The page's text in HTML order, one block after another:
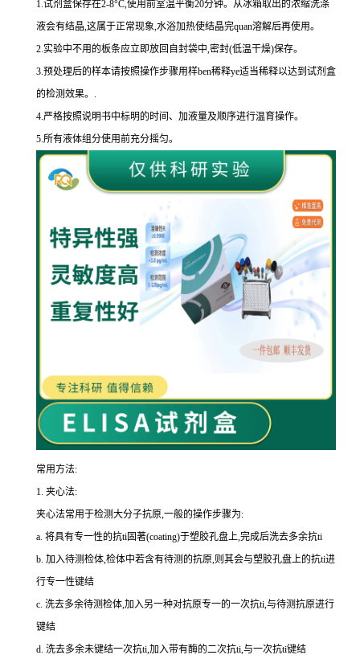
1.试剂盒保存在2-8°C,使用前室温平衡20分钟。从冰箱取出的浓缩洗涤
液会有结晶,这属于正常现象,水浴加热使结晶完quan溶解后再使用。
2.实验中不用的板条应立即放回自封袋中,密封(低温干燥)保存。
3.预处理后的样本请按照操作步骤用样ben稀释ye适当稀释以达到试剂盒
的检测效果。 .
4.严格按照说明书中标明的时间、加液量及顺序进行温育操作。
5.所有液体组分使用前充分摇匀。
常用方法:
1. 夹心法:
夹心法常用于检测大分子抗原,一般的操作步骤为:
a. 将具有专一性的抗ti固著(coating)于塑胶孔盘上,完成后洗去多余抗ti
b. 加入待测检体,检体中若含有待测的抗原,则其会与塑胶孔盘上的抗ti进
行专一性键结
c. 洗去多余待测检体,加入另一种对抗原专一的一次抗ti,与待测抗原进行
键结
d. 洗去多余未键结一次抗ti,加入带有酶的二次抗ti,与一次抗ti键结